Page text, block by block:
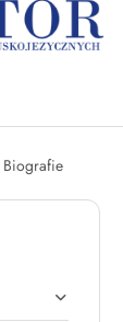
Biografie